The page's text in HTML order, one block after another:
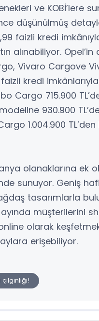
ve KOBİ’lere
düşünülmüş
faizli kredi
alınabiliyor.
Vivaro Cargove
faizli kredi
Cargo 715.900
930.900
1.004.900
olanaklarına ek
sunuyor. Geniş
tasarımlarla
müşterilerini
olarak
erişebiliyor.